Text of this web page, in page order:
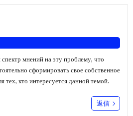
мнений на эту проблему, что
сформировать свое собственное
тех, кто интересуется данной темой.
返信